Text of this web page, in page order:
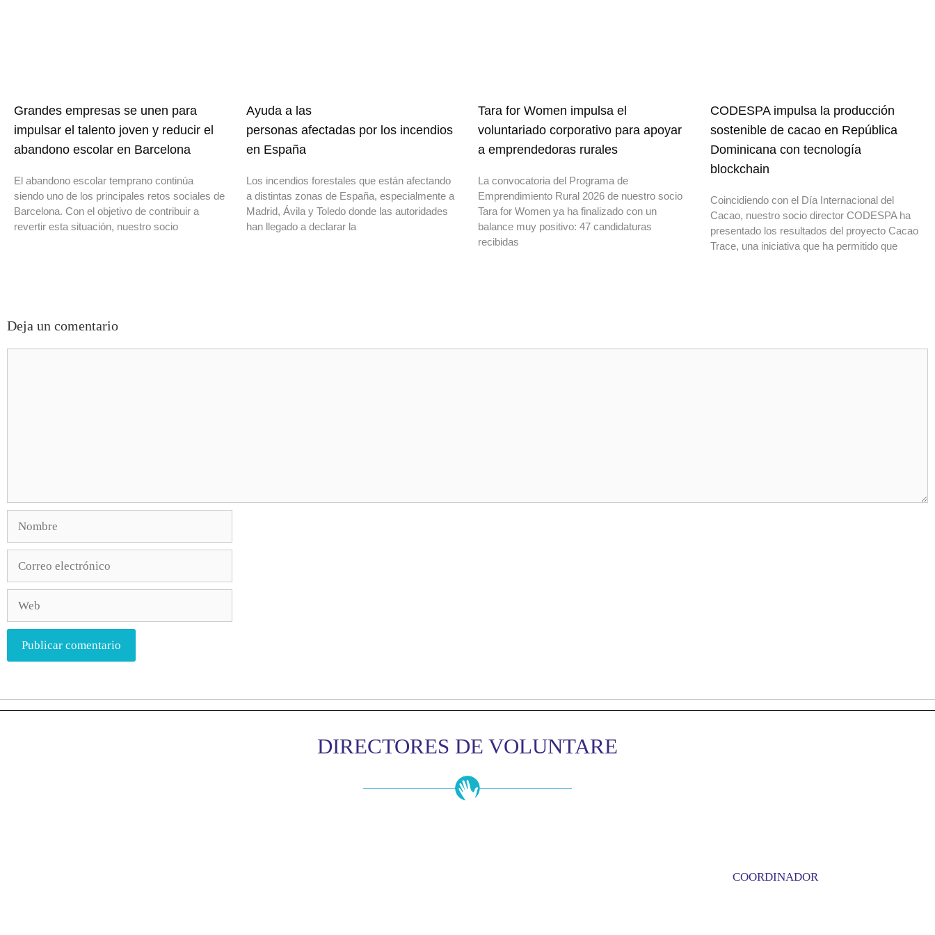
Grandes empresas se unen para
impulsar el talento joven y reducir el
abandono escolar en Barcelona
El abandono escolar temprano continúa
siendo uno de los principales retos sociales de
Barcelona. Con el objetivo de contribuir a
revertir esta situación, nuestro socio
Ayuda a las
personas afectadas por los incendios
en España
Los incendios forestales que están afectando
a distintas zonas de España, especialmente a
Madrid, Ávila y Toledo donde las autoridades
han llegado a declarar la
Tara for Women impulsa el
voluntariado corporativo para apoyar
a emprendedoras rurales
La convocatoria del Programa de
Emprendimiento Rural 2026 de nuestro socio
Tara for Women ya ha finalizado con un
balance muy positivo: 47 candidaturas
recibidas
CODESPA impulsa la producción
sostenible de cacao en República
Dominicana con tecnología
blockchain
Coincidiendo con el Día Internacional del
Cacao, nuestro socio director CODESPA ha
presentado los resultados del proyecto Cacao
Trace, una iniciativa que ha permitido que
Deja un comentario
DIRECTORES DE VOLUNTARE
COORDINADOR